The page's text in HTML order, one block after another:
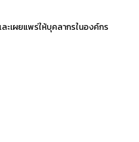
ะเผยแพร่ให้บุคลากรในองค์กร